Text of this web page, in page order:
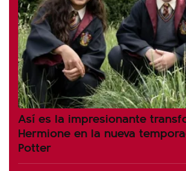
Así es la impresionante
Hermione en la nueva
Potter